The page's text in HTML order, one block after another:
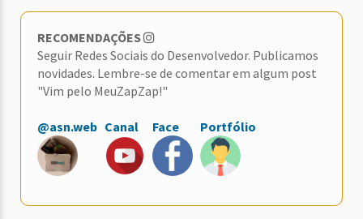
RECOMENDAÇÕES
Seguir Redes Sociais do Desenvolvedor. Publicamos
novidades. Lembre-se de comentar em algum post
"Vim pelo MeuZapZap!"
@asn.web Canal Face Portfólio